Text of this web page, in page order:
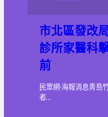
市北區發改
診所家醫科
前
民眾網·海報消息青島
者…